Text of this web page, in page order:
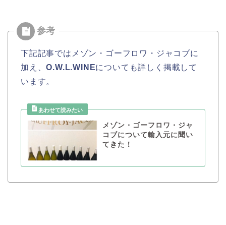
下記記事ではメゾン・ゴーフロワ・ジャコブに
加え、O.W.L.WINEについても詳しく掲載して
います。
メゾン・ゴーフロワ・ジャ
コブについて輸入元に聞い
てきた！